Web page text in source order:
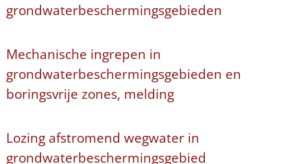
grondwaterbeschermingsgebieden
Mechanische ingrepen in
grondwaterbeschermingsgebieden en
boringsvrije zones, melding
Lozing afstromend wegwater in
grondwaterbeschermingsgebied